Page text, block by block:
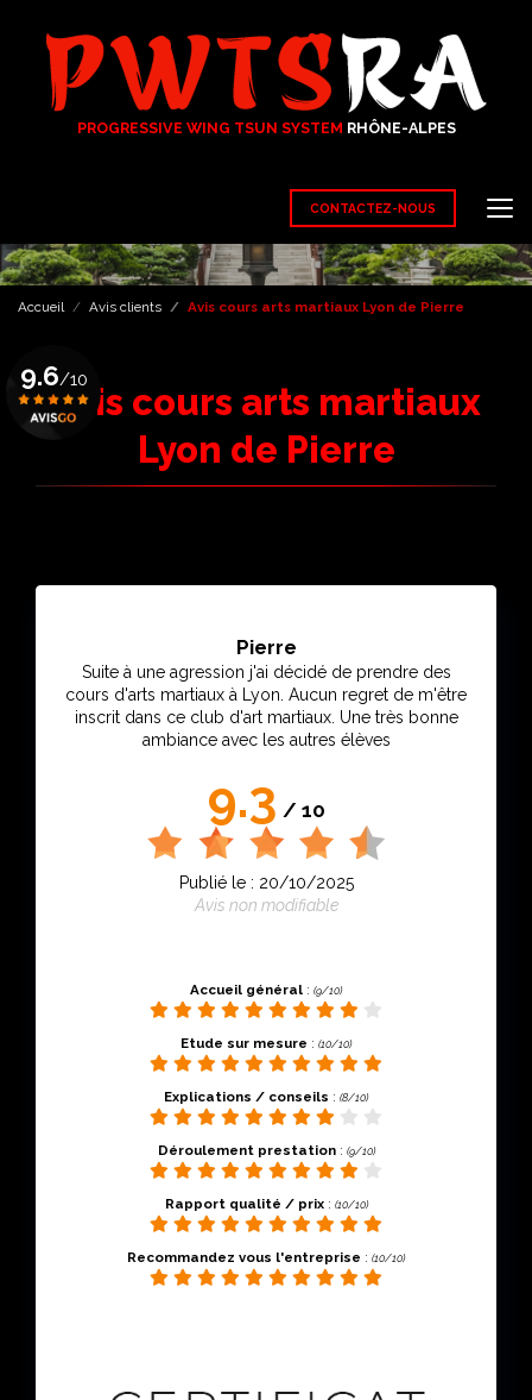
contenu
principal
PROGRESSIVE WING TSUN SYSTEM RHÔNE-ALPES
CONTACTEZ-NOUS
9.6/10
Accueil Avis clients Avis cours arts martiaux Lyon de Pierre
Avis cours arts martiaux
Lyon de Pierre
Pierre
Suite à une agression j'ai décidé de prendre des
cours d'arts martiaux à Lyon. Aucun regret de m'être
inscrit dans ce club d'art martiaux. Une très bonne
ambiance avec les autres élèves
9.3 / 10
Publié le : 20/10/2025
Avis non modifiable
Accueil général : (9/10)
Etude sur mesure : (10/10)
Explications / conseils : (8/10)
Déroulement prestation: (9/10)
Rapport qualité / prix: (10/10)
Recommandez vous l'entreprise : (10/10)